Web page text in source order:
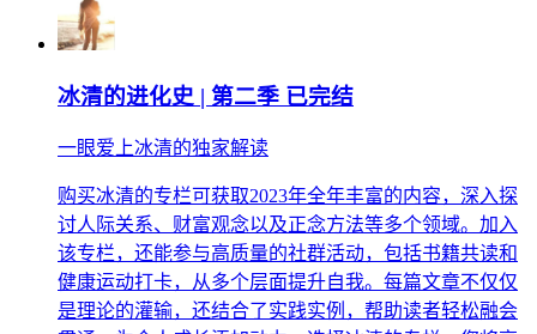
冰清的进化史 | 第二季 已完结
一眼爱上冰清的独家解读
购买冰清的专栏可获取2023年全年丰富的内容，深入探
讨人际关系、财富观念以及正念方法等多个领域。加入
该专栏，还能参与高质量的社群活动，包括书籍共读和
健康运动打卡，从多个层面提升自我。每篇文章不仅仅
是理论的灌输，还结合了实践实例，帮助读者轻松融会